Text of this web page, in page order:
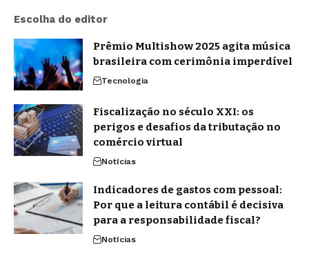
Escolha do editor
Prêmio Multishow 2025 agita música
brasileira com cerimônia imperdível
Tecnologia
Fiscalização no século XXI: os
perigos e desafios da tributação no
comércio virtual
Notícias
Indicadores de gastos com pessoal:
Por que a leitura contábil é decisiva
para a responsabilidade fiscal?
Notícias